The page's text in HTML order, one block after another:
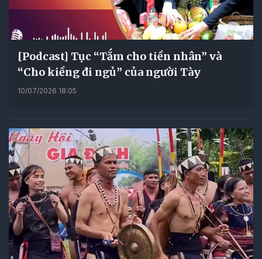
[Podcast] Tục “Tắm cho tiền nhân” và
“Cho kiềng đi ngủ” của người Tày
10/07/2026 18:05